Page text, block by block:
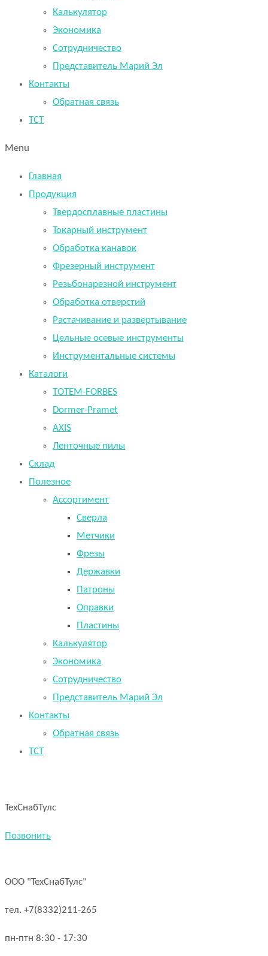
Калькулятор
Экономика
Сотрудничество
Представитель Марий Эл
Контакты
Обратная связь
TCT
Menu
Главная
Продукция
Твердосплавные пластины
Токарный инструмент
Обработка канавок
Фрезерный инструмент
Резьбонарезной инструмент
Обработка отверстий
Растачивание и развертывание
Цельные осевые инструменты
Инструментальные системы
Каталоги
TOTEM-FORBES
Dormer-Pramet
AXIS
Ленточные пилы
Склад
Полезное
Ассортимент
Сверла
Метчики
Фрезы
Державки
Патроны
Оправки
Пластины
Калькулятор
Экономика
Сотрудничество
Представитель Марий Эл
Контакты
Обратная связь
TCT
ТехСнабТулс
Позвонить
ООО "ТехСнабТулс"
тел. +7(8332)211-265
пн-птн 8:30 - 17:30